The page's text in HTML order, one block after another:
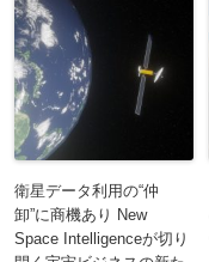
衛星データ利用の“仲
卸”に商機あり New
Space Intelligenceが切り